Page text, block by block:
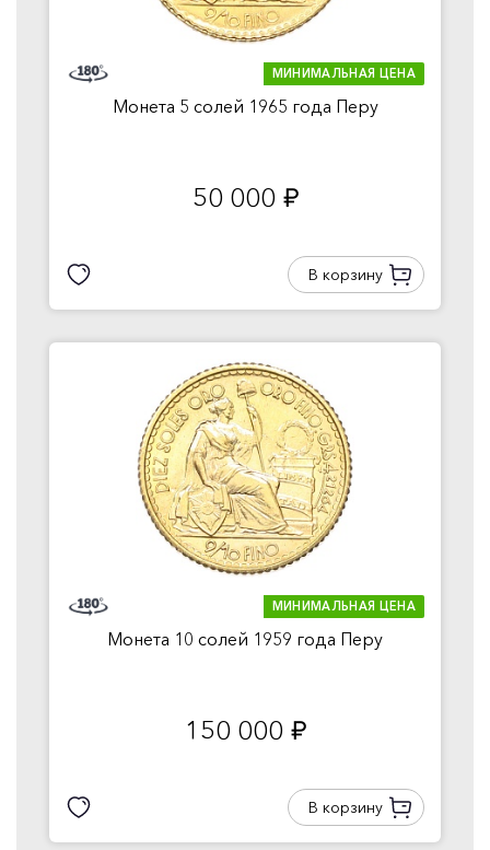
МИНИМАЛЬНАЯ ЦЕНА
Монета 5 солей 1965 года Перу
50 000 руб.
В корзину
МИНИМАЛЬНАЯ ЦЕНА
Монета 10 солей 1959 года Перу
150 000 руб.
В корзину